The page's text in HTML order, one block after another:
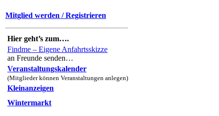
Mitglied werden / Registrieren
Hier geht’s zum….
Findme – Eigene Anfahrtsskizze
an Freunde senden…
Veranstaltungskalender
(Mitglieder können Veranstaltungen anlegen)
Kleinanzeigen
Wintermarkt